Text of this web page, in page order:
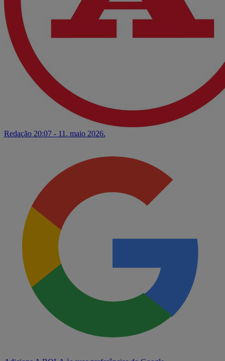
Redação 20:07 - 11. maio 2026.